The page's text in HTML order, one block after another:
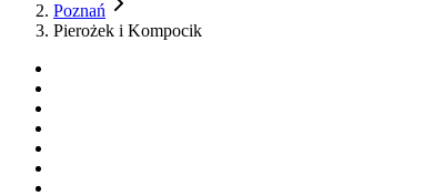
Poznań
Pierożek i Kompocik